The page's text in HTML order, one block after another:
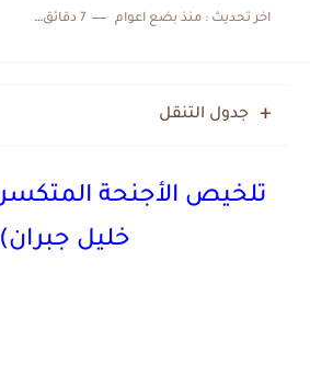
اخر تحديث :منذ بضع اعوام 7 دقائق للقراءة
جدول التنقل
خليل جبران)